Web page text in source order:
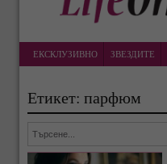
ЕКСКЛУЗИВНО ЗВЕЗДИТЕ
Етикет: парфюм